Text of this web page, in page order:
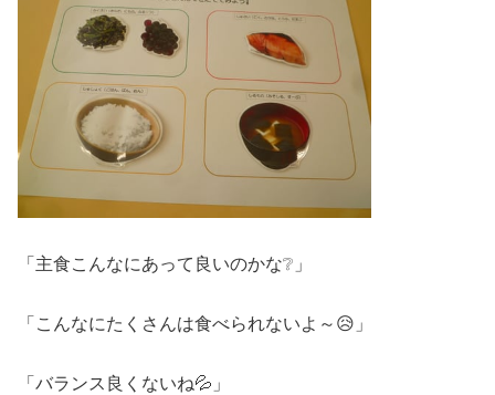
「主食こんなにあって良いのかな❔」
「こんなにたくさんは食べられないよ～😥」
「バランス良くないね💦」